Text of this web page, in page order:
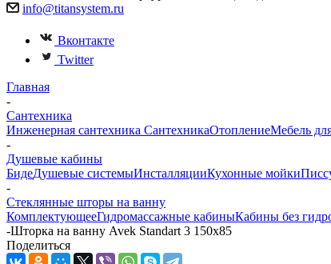
info@titansystem.ru
Вконтакте
Twitter
Главная
-
Сантехника
Инженерная сантехника СантехникаОтоплениеМебель
-
Душевые кабины
БидеДушевые системыИнсталляцииКухонные мойки
-
Стеклянные шторы на ванну
КомплектующееГидромассажные кабиныКабины без
-Шторка на ванну Avek Standart 3 150х85
Поделиться